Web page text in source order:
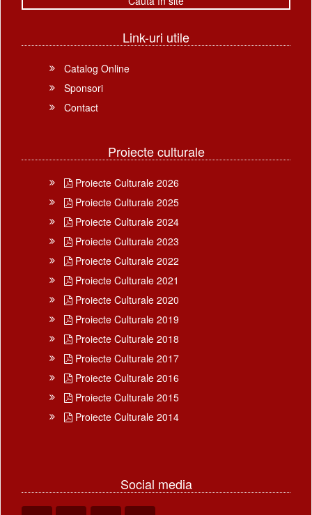
Link-uri utile
Catalog Online
Sponsori
Contact
Proiecte culturale
Proiecte Culturale 2026
Proiecte Culturale 2025
Proiecte Culturale 2024
Proiecte Culturale 2023
Proiecte Culturale 2022
Proiecte Culturale 2021
Proiecte Culturale 2020
Proiecte Culturale 2019
Proiecte Culturale 2018
Proiecte Culturale 2017
Proiecte Culturale 2016
Proiecte Culturale 2015
Proiecte Culturale 2014
Social media